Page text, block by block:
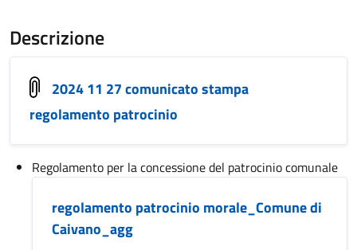
Descrizione
2024 11 27 comunicato stampa
regolamento patrocinio
Regolamento per la concessione del patrocinio comunale
regolamento patrocinio morale_Comune di
Caivano_agg